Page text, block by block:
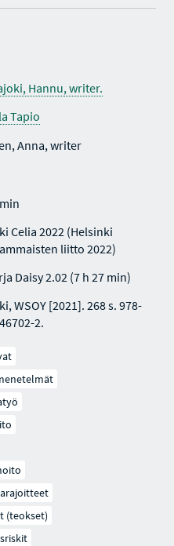
Hannu, writer.
Tapio
Anna, writer
Celia 2022 (Helsinki
liitto 2022)
Daisy 2.02 (7 h 27 min)
WSOY [2021]. 268 s. 978-
2.
(teokset)